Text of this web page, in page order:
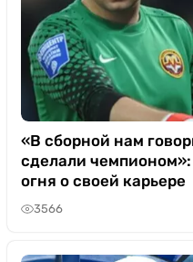
«В сборной нам
сделали
огня о своей карьере
3566